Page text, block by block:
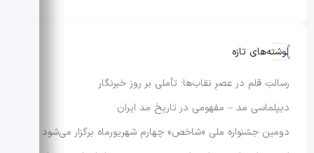
نوشته‌های تازه
رسالتِ قلم در عصرِ نقاب‌ها؛ تأملی بر روز خبرنگار
دیپلماسی مد – مفهومی در تاریخ مد ایران
دومین جشنواره ملی «شاخص» چهارم شهریورماه برگزار می‌شود